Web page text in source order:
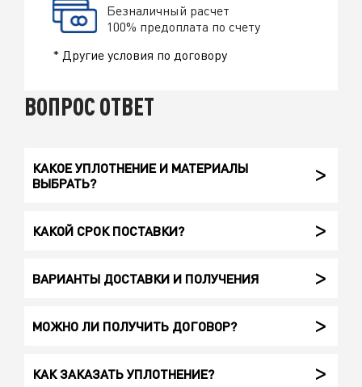
Безналичный расчет
100% предоплата по счету
* Другие условия по договору
ВОПРОС ОТВЕТ
КАКОЕ УПЛОТНЕНИЕ И МАТЕРИАЛЫ
ВЫБРАТЬ?
КАКОЙ СРОК ПОСТАВКИ?
ВАРИАНТЫ ДОСТАВКИ И ПОЛУЧЕНИЯ
МОЖНО ЛИ ПОЛУЧИТЬ ДОГОВОР?
КАК ЗАКАЗАТЬ УПЛОТНЕНИЕ?